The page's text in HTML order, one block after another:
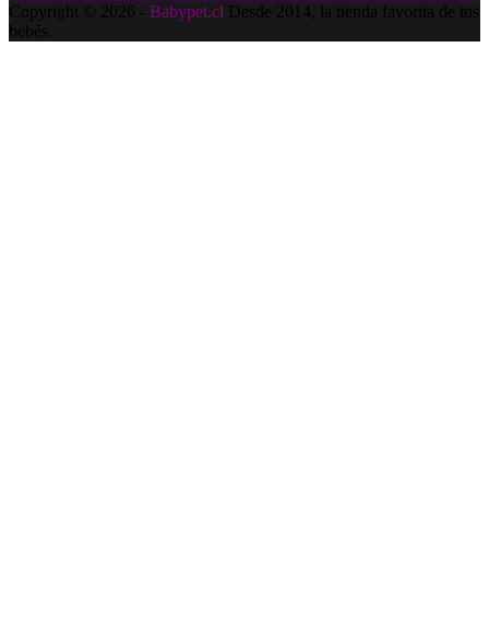
Copyright © 2026 - Babypet.cl Desde 2014, la tienda favorita de tus
bebés.